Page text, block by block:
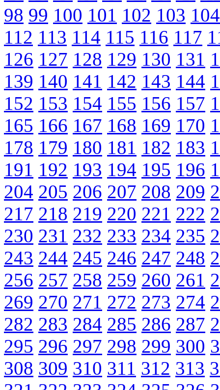
98 99 100 101 102 103 104
112 113 114 115 116 117
126 127 128 129 130 131
139 140 141 142 143 144
152 153 154 155 156 157
165 166 167 168 169 170
178 179 180 181 182 183
191 192 193 194 195 196
204 205 206 207 208 209
217 218 219 220 221 222
230 231 232 233 234 235
243 244 245 246 247 248
256 257 258 259 260 261
269 270 271 272 273 274
282 283 284 285 286 287
295 296 297 298 299 300
308 309 310 311 312 313